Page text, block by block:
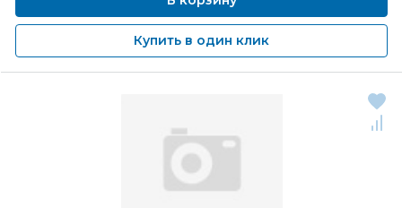
Купить в один клик